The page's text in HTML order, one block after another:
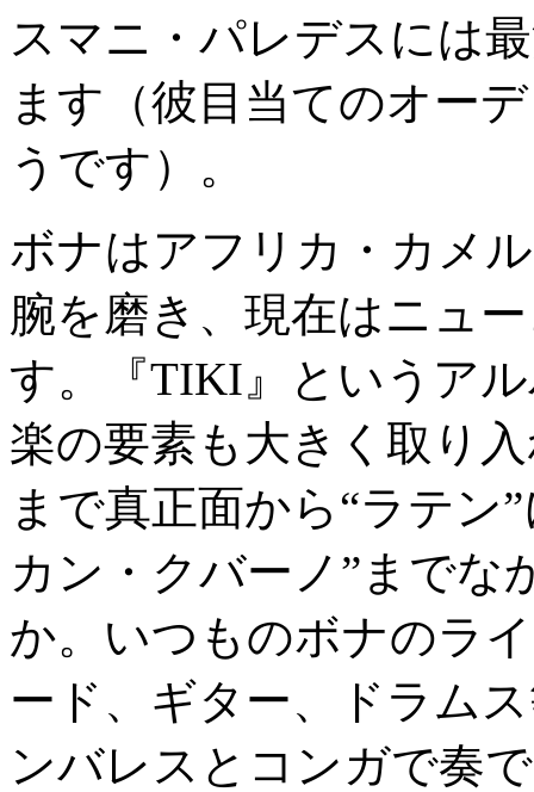
スマニ・パレデスには
ます（彼目当てのオー
うです）。
ボナはアフリカ・カメ
腕を磨き、現在はニュ
す。『TIKI』というア
楽の要素も大きく取り
まで真正面から“ラテン
カン・クバーノ”までな
か。いつものボナのラ
ード、ギター、ドラム
ンバレスとコンガで奏